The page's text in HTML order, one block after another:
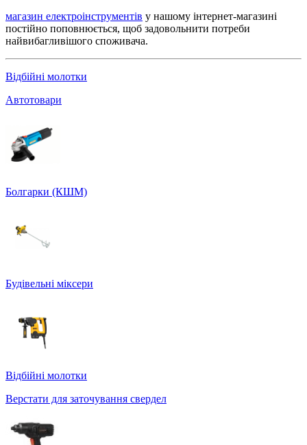
магазин електроінструментів у нашому інтернет-магазині
постійно поповнюється, щоб задовольнити потреби
найвибагливішого споживача.
Bідбійні молотки
Автотовари
Болгарки (КШМ)
Будівельні міксери
Відбійні молотки
Верстати для заточування свердел